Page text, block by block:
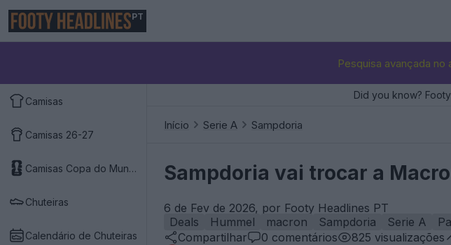
PT
Pesquisa avançada no
Camisas
Camisas 26-27
Camisas Copa do Mundo 2026
Chuteiras
Calendário de Chuteiras
Did you know?
Início Serie A Sampdoria
Sampdoria vai trocar a
6 de Fev de 2026, por Footy Headlines PT
Deals
Hummel macron Sampdoria Serie A
Compartilhar
0 comentários 825 visualizações